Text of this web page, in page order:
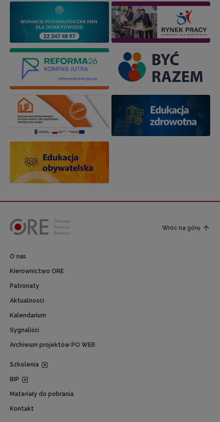
Wróć na górę
O nas
Kierownictwo ORE
Patronaty
Aktualności
Kalendarium
Sygnaliści
Archiwum projektów PO WER
Szkolenia
BIP
Materiały do pobrania
Kontakt